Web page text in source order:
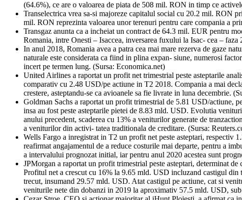
(64.6%), ce are o valoarea de piata de 508 mil. RON in timp ce
Transelectrica vrea sa-si majoreze capitalul social cu 20.2 mil. RON
mil. RON reprezinta valoarea unor terenuri pentru care compania a
Transgaz anunta ca a incheiat un contract de 64.3 mil. EUR pentru
Romania, intre Onesti – Isaccea, inversarea fuxului la Isac- cea –
In anul 2018, Romania avea a patra cea mai mare rezerva de gaze
naturale este considerata ca fiind in plina expan- siune, numerosi
incert pe termen lung. (Sursa: Economica.net)
United Airlines a raportat un profit net trimestrial peste asteptarile
comparativ cu 2.48 USD/pe actiune in T2 2018. Compania a mai
crestere, asteptandu-se ca avioanele sa fie livrate in luna decembrie.
Goldman Sachs a raportat un profit trimestrial de 5.81 USD/actiune,
insa au fost peste asteptarile pietei de 8.83 mld. USD. Evolutia
anului precedent, scaderea cu 13% a veniturilor generate de
a veniturilor din activi- tatea traditionala de creditare. (Sursa:
Wells Fargo a inregistrat in T2 un profit net peste asteptari, respectiv
reafirmat angajamentul de a reduce costurile mai departe, pentru a
a intervalului prognozat initial, iar pentru anul 2020 acestea sunt
JPMorgan a raportat un profit trimestrial peste asteptari, determinat
Profitul net a crescut cu 16% la 9.65 mld. USD incluzand castigul din
trecut, insumand 29.57 mld. USD. Atat castigul pe actiune, cat si
veniturile nete din dobanzi in 2019 la aproximativ 57.5 mld. USD,